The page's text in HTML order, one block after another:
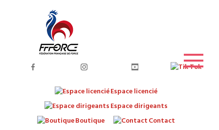
Espace licencié
Espace dirigeants
Boutique
Contact